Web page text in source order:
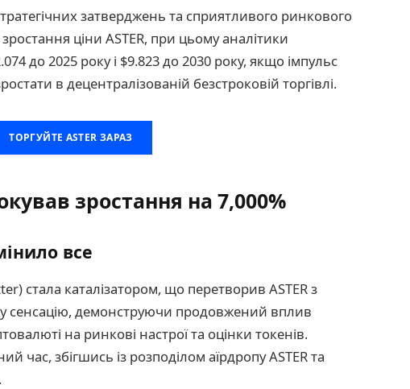
затверджень та сприятливого ринкового
ціни ASTER, при цьому аналітики
до 2025 року і $9.823 до 2030 року, якщо імпульс
в децентралізованій безстроковій торгівлі.
ТОРГУЙТЕ ASTER ЗАРАЗ
зростання на 7,000%
все
стала каталізатором, що перетворив ASTER з
сенсацію, демонструючи продовжений вплив
на ринкові настрої та оцінки токенів.
час, збігшись із розподілом аїрдропу ASTER та